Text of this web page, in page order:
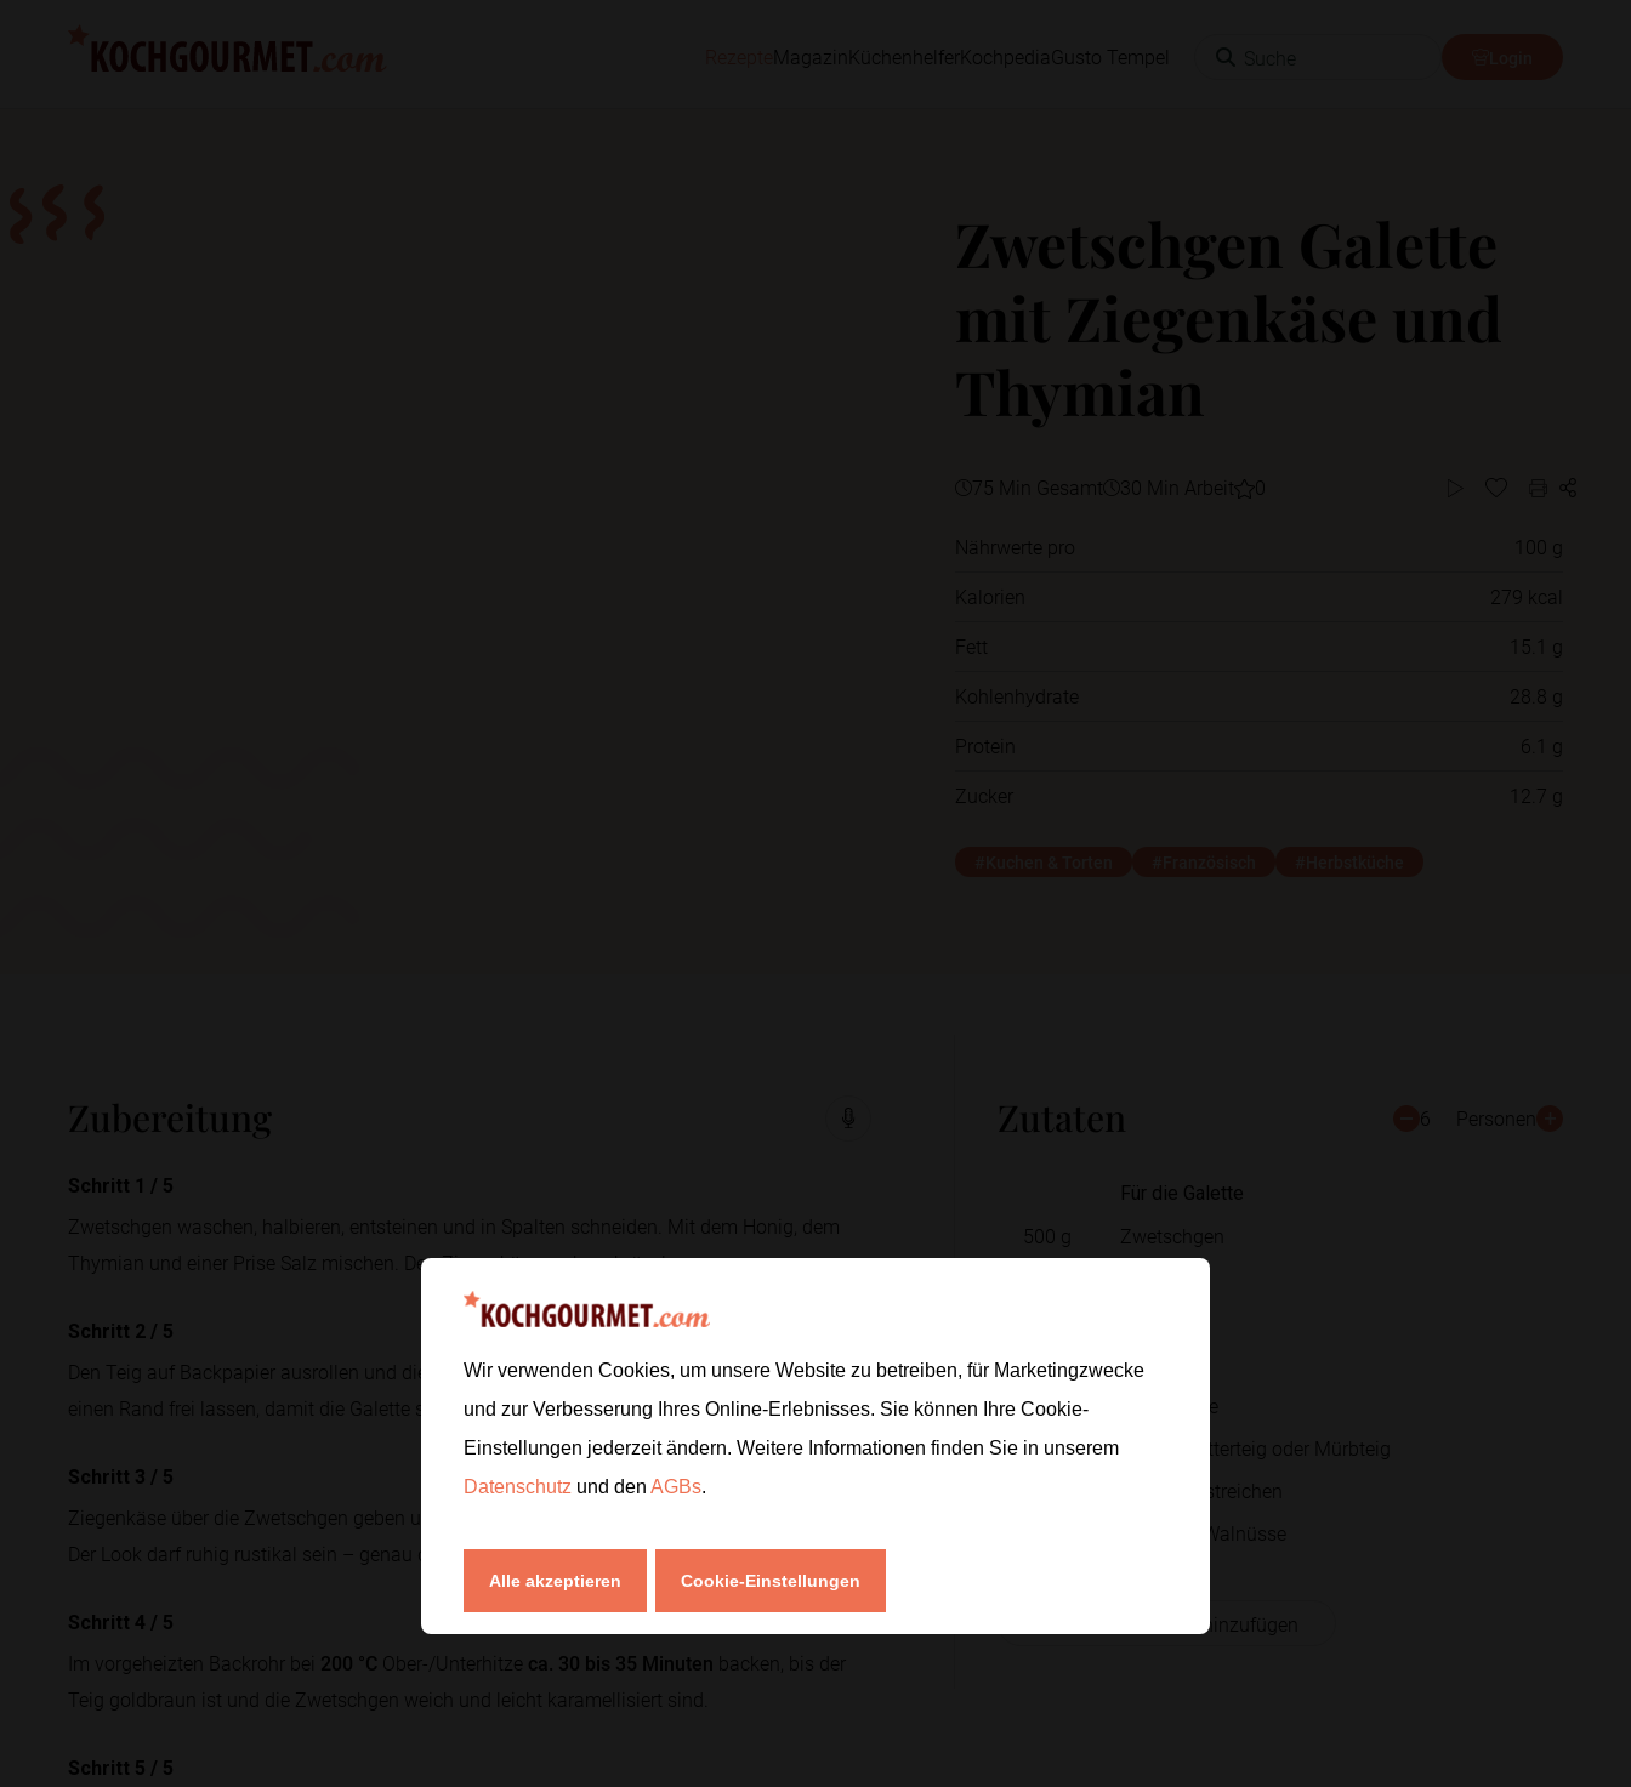
Magazin Küchenhelfer Kochpedia Gusto Tempel
Zwetschgen Galette
mit Ziegenkäse und
Thymian
75 Min Gesamt 30 Min Arbeit 0
Nährwerte pro
100 g
Kalorien
279 kcal
Fett
15.1 g
Kohlenhydrate
28.8 g
Protein
6.1 g
Zucker
12.7 g
Zutaten 6 Personen
Für die Galette
500 g
Zwetschgen
1Prise
Salz
120g
Ziegenkäse
1
runder Blätterteig oder Mürbteig
Ei zum Bestreichen
gehackte Walnüsse
Zur Einkaufsliste hinzufügen
Zubereitung
Schritt 1 / 5
Zwetschgen waschen, halbieren, entsteinen und in Spalten schneiden. Mit dem Honig, dem
Thymian und einer Prise Salz mischen. Den Ziegenkäse grob zerbröseln.
Schritt 2 / 5
Den Teig auf Backpapier ausrollen und die Zwetschgen mittig darauf verteilen. Rundherum
einen Rand frei lassen, damit die Galette später sauber eingeschlagen werden kann.
Schritt 3 / 5
Ziegenkäse über die Zwetschgen geben und die Teigränder locker über die Füllung klappen.
Der Look darf ruhig rustikal sein – genau das macht die Galette entspannt.
Schritt 4 / 5
Im vorgeheizten Backrohr bei 200 °C Ober-/Unterhitze ca. 30 bis 35 Minuten backen, bis der
Teig goldbraun ist und die Zwetschgen weich und leicht karamellisiert sind.
Schritt 5 / 5
Wir verwenden Cookies, um unsere Website zu betreiben, für Marketingzwecke
und zur Verbesserung Ihres Online-Erlebnisses. Sie können Ihre Cookie-
Einstellungen jederzeit ändern. Weitere Informationen finden Sie in unserem
Datenschutz und den AGBs.
Alle akzeptieren Cookie-Einstellungen